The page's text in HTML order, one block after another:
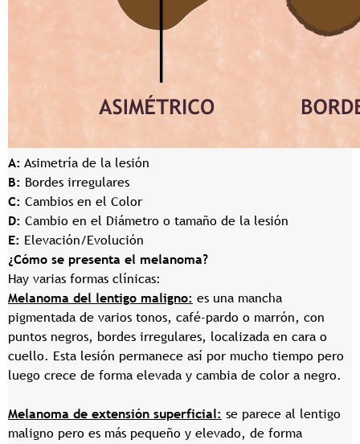
A: Asimetría de la lesión
B: Bordes irregulares
C: Cambios en el Color
D: Cambio en el Diámetro o tamaño de la lesión
E: Elevación/Evolución
¿Cómo se presenta el melanoma?
Hay varias formas clínicas:
Melanoma del lentigo maligno: es una mancha
pigmentada de varios tonos, café-pardo o marrón, con
puntos negros, bordes irregulares, localizada en cara o
cuello. Esta lesión permanece así por mucho tiempo pero
luego crece de forma elevada y cambia de color a negro.
Melanoma de extensión superficial: se parece al lentigo
maligno pero es más pequeño y elevado, de forma